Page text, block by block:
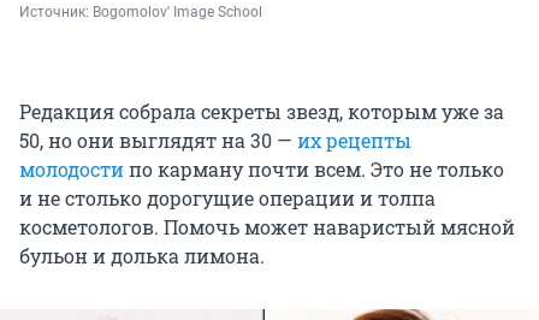
Источник: Bogomolov' Image School
Редакция собрала секреты звезд, которым уже за
50, но они выглядят на 30 — их рецепты
молодостипо карману почти всем. Это не только
и не столько дорогущие операции и толпа
косметологов. Помочь может наваристый мясной
бульон и долька лимона.